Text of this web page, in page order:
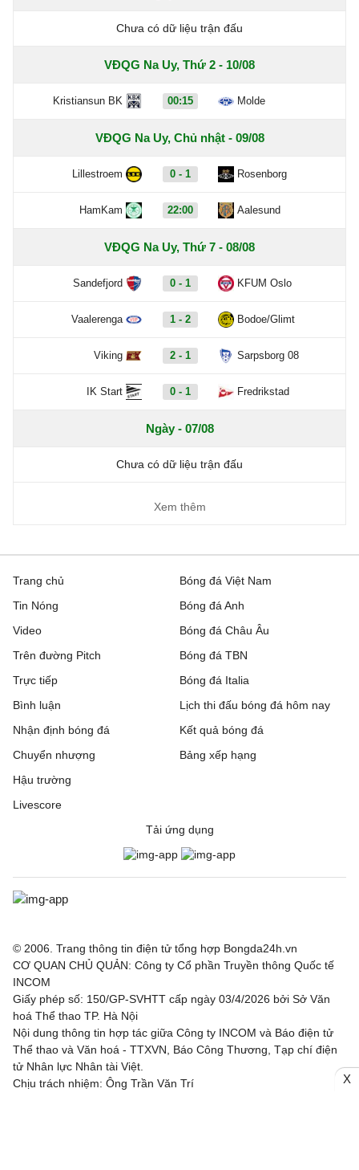
Chưa có dữ liệu trận đấu
VĐQG Na Uy, Thứ 2 - 10/08
Kristiansun BK 00:15 Molde
VĐQG Na Uy, Chủ nhật - 09/08
Lillestroem 0 - 1 Rosenborg
HamKam 22:00 Aalesund
VĐQG Na Uy, Thứ 7 - 08/08
Sandefjord 0 - 1 KFUM Oslo
Vaalerenga 1 - 2 Bodoe/Glimt
Viking 2 - 1 Sarpsborg 08
IK Start 0 - 1 Fredrikstad
Ngày - 07/08
Chưa có dữ liệu trận đấu
Xem thêm
Trang chủ
Tin Nóng
Video
Trên đường Pitch
Trực tiếp
Bóng đá Việt Nam
Bóng đá Anh
Bóng đá Châu Âu
Bóng đá TBN
Bóng đá Italia
Bình luận
Nhận định bóng đá
Chuyển nhượng
Hậu trường
Livescore
Lịch thi đấu bóng đá hôm nay
Kết quả bóng đá
Bảng xếp hạng
Tải ứng dụng
© 2006. Trang thông tin điện tử tổng hợp Bongda24h.vn
CƠ QUAN CHỦ QUẢN: Công ty Cổ phần Truyền thông Quốc tế
INCOM
Giấy phép số: 150/GP-SVHTT cấp ngày 03/4/2026 bởi Sở Văn
hoá Thể thao TP. Hà Nội
Nội dung thông tin hợp tác giữa Công ty INCOM và Báo điện tử
Thể thao và Văn hoá - TTXVN, Báo Công Thương, Tạp chí điện
tử Nhân lực Nhân tài Việt.
Chịu trách nhiệm: Ông Trần Văn Trí
X